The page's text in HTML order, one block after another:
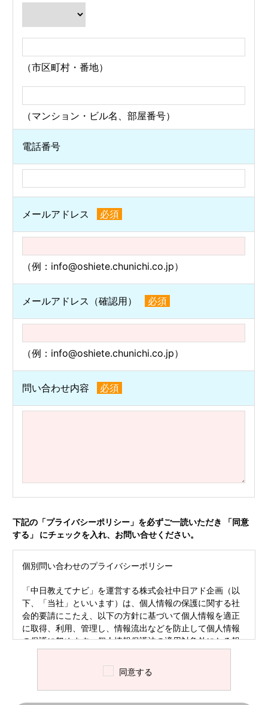
（市区町村・番地）
（マンション・ビル名、部屋番号）
電話番号
メールアドレス 必須
（例：info@oshiete.chunichi.co.jp）
メールアドレス（確認用） 必須
（例：info@oshiete.chunichi.co.jp）
問い合わせ内容 必須
下記の「プライバシーポリシー」を必ずご一読いただき 「同意
する」 にチェックを入れ、お問い合せください。
個別問い合わせのプライバシーポリシー
「中日教えてナビ」を運営する株式会社中日アド企画（以
下、「当社」といいます）は、個人情報の保護に関する社
会的要請にこたえ、以下の方針に基づいて個人情報を適正
に取得、利用、管理し、情報流出などを防止して個人情報
の保護に努めます。個人情報保護法の適用対象外になる報
下、適正な扱いを講じます。
ご入力いただいた個人情報は、いただいた問い合わせに
同意する